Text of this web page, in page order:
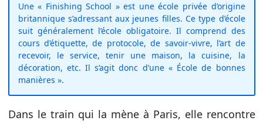
Une « Finishing School » est une école privée d’origine
britannique s’adressant aux jeunes filles. Ce type d’école
suit généralement l’école obligatoire. Il comprend des
cours d’étiquette, de protocole, de savoir-vivre, l’art de
recevoir, le service, tenir une maison, la cuisine, la
décoration, etc. Il s’agit donc d’une « École de bonnes
manières ».
Dans le train qui la mène à Paris, elle rencontre